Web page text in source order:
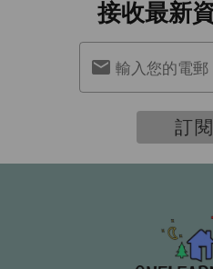
接收最新
輸入您的電郵
訂閱